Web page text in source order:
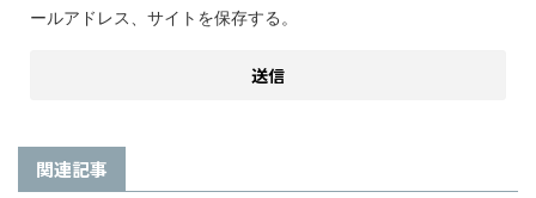
ールアドレス、サイトを保存する。
関連記事